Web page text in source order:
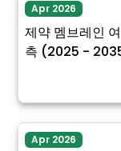
Apr 2026
제약 멤브레인
측 (2025 -
Apr 2026